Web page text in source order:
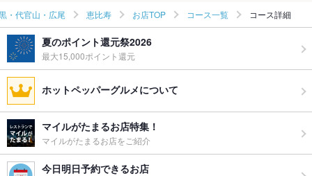
・代官山・広尾 恵比寿 お店TOP コース一覧 コース詳細
夏のポイント還元祭2026
最大15,000ポイント還元
ホットペッパーグルメについて
マイルがたまるお店特集！
マイルがたまるお店をご紹介
今日明日予約できるお店